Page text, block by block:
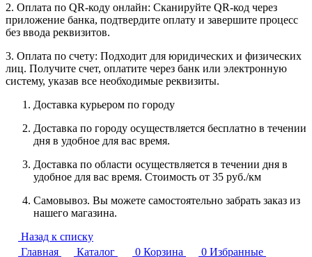
2. Оплата по QR-коду онлайн: Сканируйте QR-код через
приложение банка, подтвердите оплату и завершите процесс
без ввода реквизитов.
3. Оплата по счету: Подходит для юридических и физических
лиц. Получите счет, оплатите через банк или электронную
систему, указав все необходимые реквизиты.
Доставка курьером по городу
Доставка по городу осуществляется бесплатно в течении
дня в удобное для вас время.
Доставка по области осуществляется в течении дня в
удобное для вас время. Стоимость от 35 руб./км
Самовывоз. Вы можете самостоятельно забрать заказ из
нашего магазина.
Назад к списку
Главная
Каталог 0 Корзина 0 Избранные